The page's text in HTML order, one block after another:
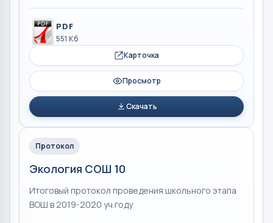
PDF
551 Кб
Карточка
Просмотр
Скачать
Протокол
Экология СОШ 10
Итоговый протокол проведения школьного этапа
ВОШ в 2019-2020 уч.году